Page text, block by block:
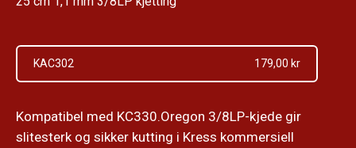
KAC302 179,00 kr
Kompatibel med KC330.Oregon 3/8LP-kjede gir
slitesterk og sikker kutting i Kress kommersiell